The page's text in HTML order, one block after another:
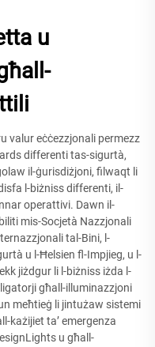
u
valur eċċezzjonali permezz
differenti tas-sigurtà,
il-ġurisdiżjoni, filwaqt li
l-biżniss differenti, il-
operattivi. Dawn il-
mis-Socjetà Nazzjonali
tal-Bini, l-
u l-Ħelsien fl-Impjieg, u l-
jiżdgur li l-biżniss iżda l-
għall-illuminazzjoni
meħtieġ li jintużaw sistemi
każijiet ta’ emergenza
u għall-